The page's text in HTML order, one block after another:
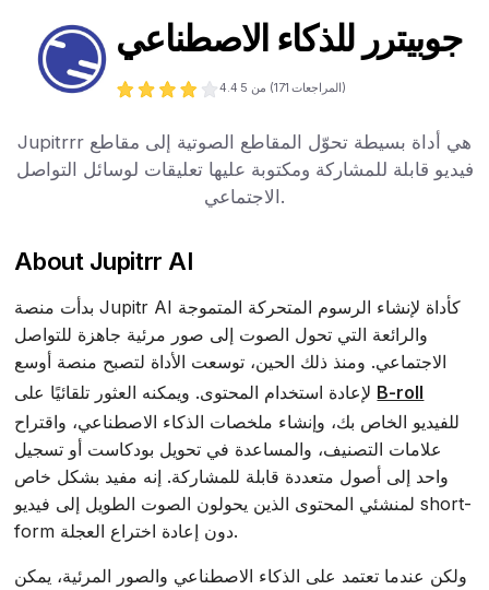
جوبيترر للذكاء الاصطناعي
4.4 من 5 (171 المراجعات)
Jupitrrr هي أداة بسيطة تحوّل المقاطع الصوتية إلى مقاطع
فيديو قابلة للمشاركة ومكتوبة عليها تعليقات لوسائل التواصل
الاجتماعي.
About Jupitrr AI
بدأت منصة Jupitr AI كأداة لإنشاء الرسوم المتحركة المتموجة
والرائعة التي تحول الصوت إلى صور مرئية جاهزة للتواصل
الاجتماعي. ومنذ ذلك الحين، توسعت الأداة لتصبح منصة أوسع
B-roll
للفيديو الخاص بك، وإنشاء ملخصات الذكاء الاصطناعي، واقتراح
علامات التصنيف، والمساعدة في تحويل بودكاست أو تسجيل
واحد إلى أصول متعددة قابلة للمشاركة. إنه مفيد بشكل خاص
لمنشئي المحتوى الذين يحولون الصوت الطويل إلى فيديو short-
form دون إعادة اختراع العجلة.
ولكن عندما تعتمد على الذكاء الاصطناعي والصور المرئية، يمكن